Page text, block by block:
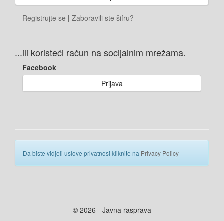
Registrujte se | Zaboravili ste šifru?
...ili koristeći račun na socijalnim mrežama.
Facebook
Prijava
Da biste vidjeli uslove privatnosi kliknite na Privacy Policy
© 2026 - Javna rasprava